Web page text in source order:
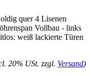
quer 4 Lisenen
Vollbau - links
weiß lackierte Türen
20% USt. zzgl. Versand)